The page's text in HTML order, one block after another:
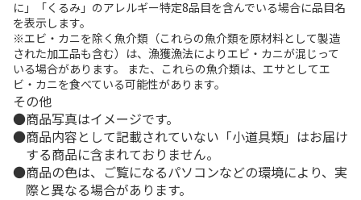
に」「くるみ」のアレルギー特定8品目を含んでいる場合に品目名
を表示します。
※エビ・カニを除く魚介類（これらの魚介類を原材料として製造
された加工品も含む）は、漁獲漁法によりエビ・カニが混じって
いる場合があります。 また、これらの魚介類は、エサとしてエ
ビ・カニを食べている可能性があります。
その他
商品写真はイメージです。
商品内容として記載されていない「小道具類」はお届け
する商品に含まれておりません。
商品の色は、ご覧になるパソコンなどの環境により、実
際と異なる場合があります。